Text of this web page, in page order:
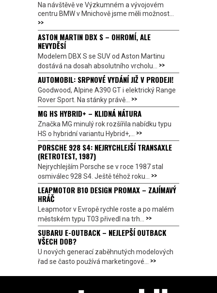
Na návštěvě ve Výzkumném a vývojovém
centru BMW v Mnichově jsme měli možnost...
>>
ASTON MARTIN DBX S – OHROMÍ, ALE
NEVYDĚSÍ
Modelem DBX S se SUV od Aston Martinu
dostává na dosah absolutního vrcholu... >>
AUTOMOBIL: SRPNOVÉ VYDÁNÍ JIŽ V PRODEJI!
Goodwood, Alpine A390 GT i elektrický Range
Rover Sport. Na stánky právě... >>
MG HS HYBRID+ – KLIDNÁ NÁTURA
Značka MG minulý rok rozšířila nabídku typu
HS o hybridní variantu Hybrid+,... >>
PORSCHE 928 S4: NEJRYCHLEJŠÍ TRANSAXLE
(RETROTEST, 1987)
Nejrychlejším Porsche se v roce 1987 stal
osmiválec 928 S4. Ještě téhož roku... >>
LEAPMOTOR B10 DESIGN PROMAX – ZAJÍMAVÝ
HRÁČ
Leapmotor v Evropě rychle roste a po malém
městském typu T03 přivedl na trh... >>
SUBARU E-OUTBACK – NEJLEPŠÍ OUTBACK
VŠECH DOB?
U nových generací zaběhnutých modelových
řad se často používá marketingové... >>